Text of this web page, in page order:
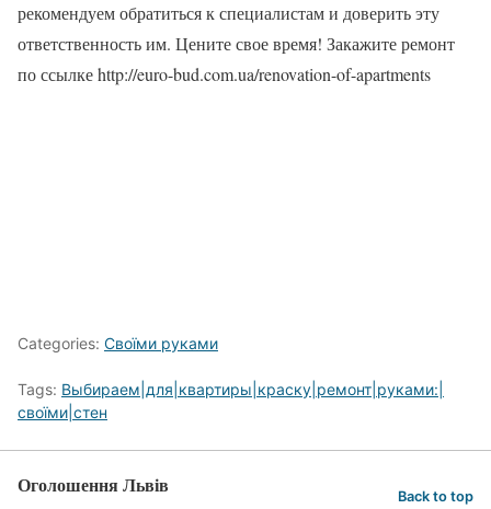
рекомендуем обратиться к специалистам и доверить эту
ответственность им. Цените свое время! Закажите ремонт
по ссылке http://euro-bud.com.ua/renovation-of-apartments
Categories: Своїми руками
Tags: Выбираем|для|квартиры|краску|ремонт|руками:|
своїми|стен
Оголошення Львів Back to top